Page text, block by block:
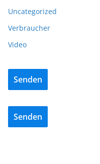
Uncategorized
Verbraucher
Video
Senden
Senden